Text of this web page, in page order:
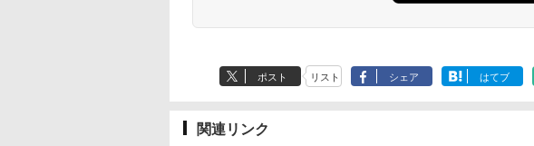
ポスト リスト シェア はてブ
関連リンク